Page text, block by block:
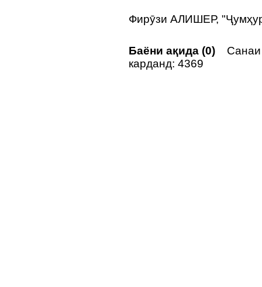
Фирӯзи АЛИШЕР,
Баёни ақида (0) Санаи
карданд: 4369